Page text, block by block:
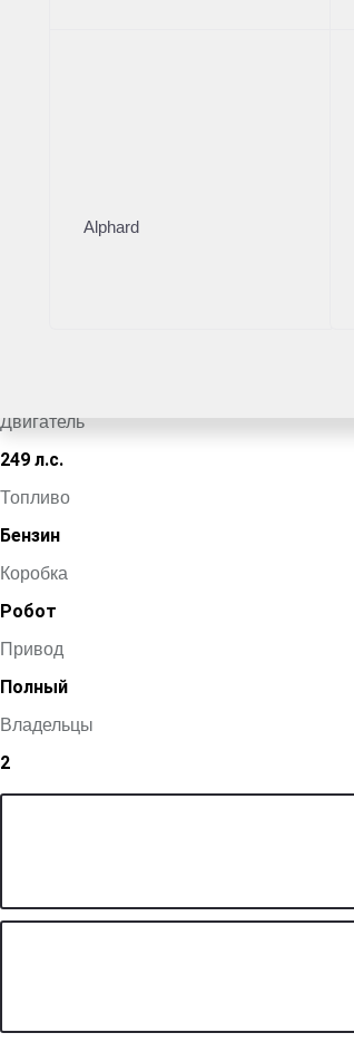
Alphard
Синий
Двигатель
249 л.с.
Топливо
Бензин
Коробка
Робот
Привод
Полный
Владельцы
2